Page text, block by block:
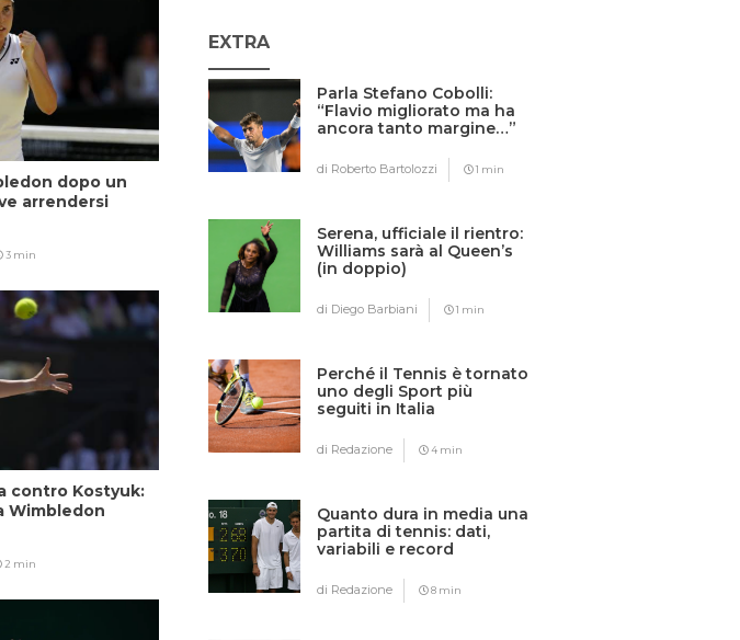
dopo un
arrendersi
3 min
contro Kostyuk:
Wimbledon
2 min
EXTRA
Parla Stefano Cobolli:
“Flavio migliorato ma ha
ancora tanto margine…”
di Roberto Bartolozzi 1 min
Serena, ufficiale il rientro:
Williams sarà al Queen’s
(in doppio)
di Diego Barbiani 1 min
Perché il Tennis è tornato
uno degli Sport più
seguiti in Italia
di Redazione 4 min
Quanto dura in media una
partita di tennis: dati,
variabili e record
di Redazione 8 min